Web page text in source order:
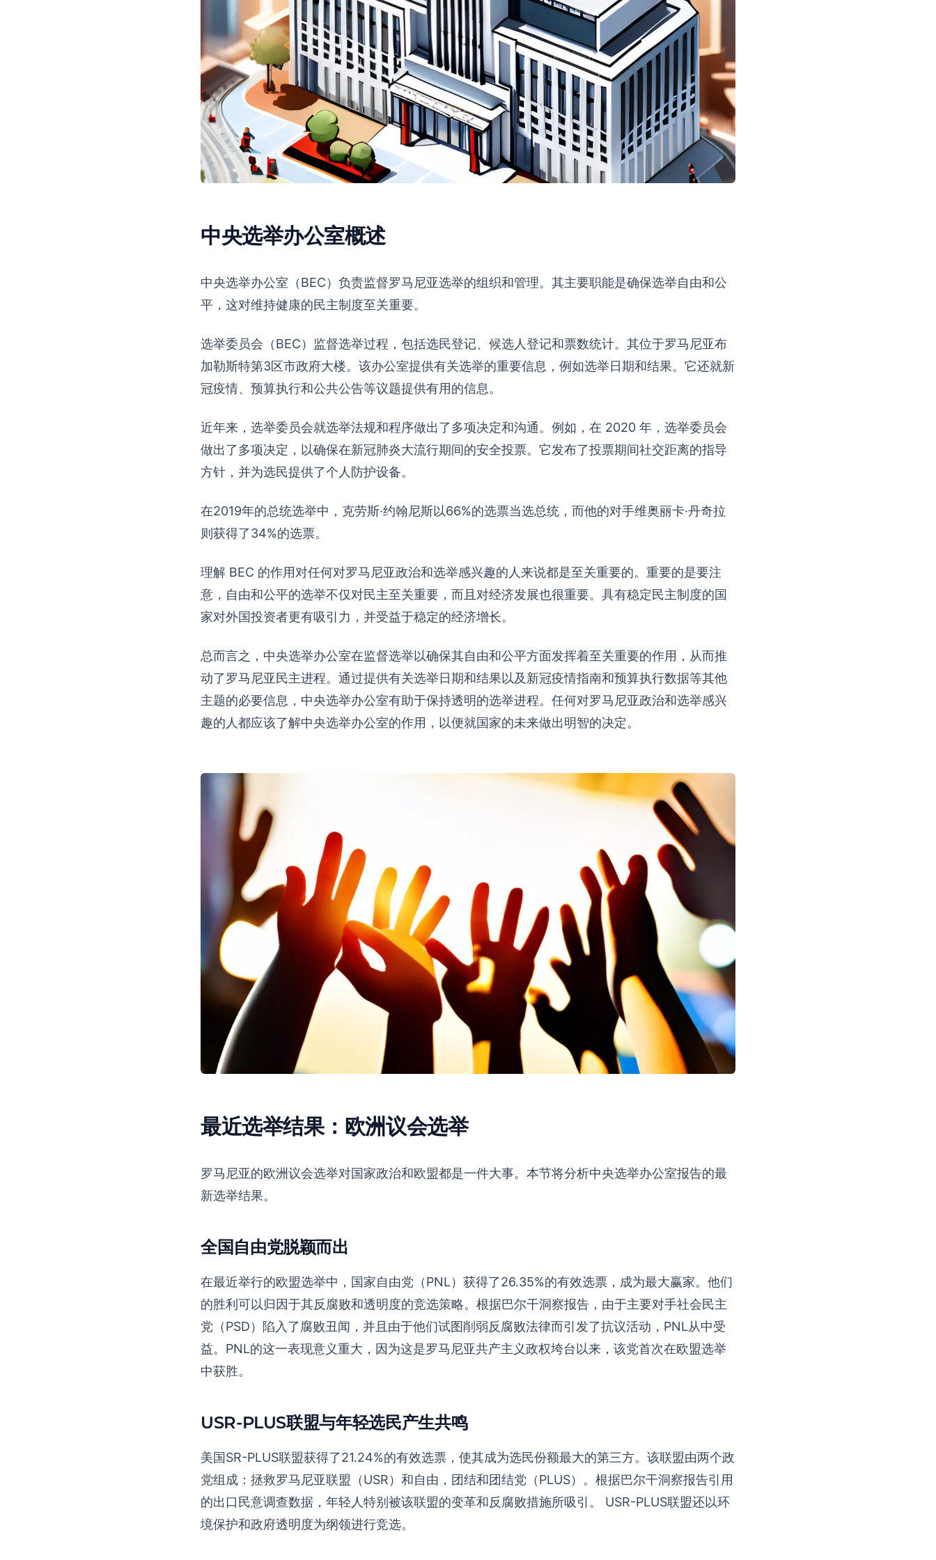
中央选举办公室概述
中央选举办公室（BEC）负责监督罗马尼亚选举的组织和管理。其主要职能是确保选举自由和公
平，这对维持健康的民主制度至关重要。
选举委员会（BEC）监督选举过程，包括选民登记、候选人登记和票数统计。其位于罗马尼亚布
加勒斯特第3区市政府大楼。该办公室提供有关选举的重要信息，例如选举日期和结果。它还就新
冠疫情、预算执行和公共公告等议题提供有用的信息。
近年来，选举委员会就选举法规和程序做出了多项决定和沟通。例如，在 2020 年，选举委员会
做出了多项决定，以确保在新冠肺炎大流行期间的安全投票。它发布了投票期间社交距离的指导
方针，并为选民提供了个人防护设备。
在2019年的总统选举中，克劳斯·约翰尼斯以66%的选票当选总统，而他的对手维奥丽卡·丹奇拉
则获得了34%的选票。
理解 BEC 的作用对任何对罗马尼亚政治和选举感兴趣的人来说都是至关重要的。重要的是要注
意，自由和公平的选举不仅对民主至关重要，而且对经济发展也很重要。具有稳定民主制度的国
家对外国投资者更有吸引力，并受益于稳定的经济增长。
总而言之，中央选举办公室在监督选举以确保其自由和公平方面发挥着至关重要的作用，从而推
动了罗马尼亚民主进程。通过提供有关选举日期和结果以及新冠疫情指南和预算执行数据等其他
主题的必要信息，中央选举办公室有助于保持透明的选举进程。任何对罗马尼亚政治和选举感兴
趣的人都应该了解中央选举办公室的作用，以便就国家的未来做出明智的决定。
最近选举结果：欧洲议会选举
罗马尼亚的欧洲议会选举对国家政治和欧盟都是一件大事。本节将分析中央选举办公室报告的最
新选举结果。
全国自由党脱颖而出
在最近举行的欧盟选举中，国家自由党（PNL）获得了26.35%的有效选票，成为最大赢家。他们
的胜利可以归因于其反腐败和透明度的竞选策略。根据巴尔干洞察报告，由于主要对手社会民主
党（PSD）陷入了腐败丑闻，并且由于他们试图削弱反腐败法律而引发了抗议活动，PNL从中受
益。PNL的这一表现意义重大，因为这是罗马尼亚共产主义政权垮台以来，该党首次在欧盟选举
中获胜。
USR-PLUS联盟与年轻选民产生共鸣
美国SR-PLUS联盟获得了21.24%的有效选票，使其成为选民份额最大的第三方。该联盟由两个政
党组成：拯救罗马尼亚联盟（USR）和自由，团结和团结党（PLUS）。根据巴尔干洞察报告引用
的出口民意调查数据，年轻人特别被该联盟的变革和反腐败措施所吸引。 USR-PLUS联盟还以环
境保护和政府透明度为纲领进行竞选。